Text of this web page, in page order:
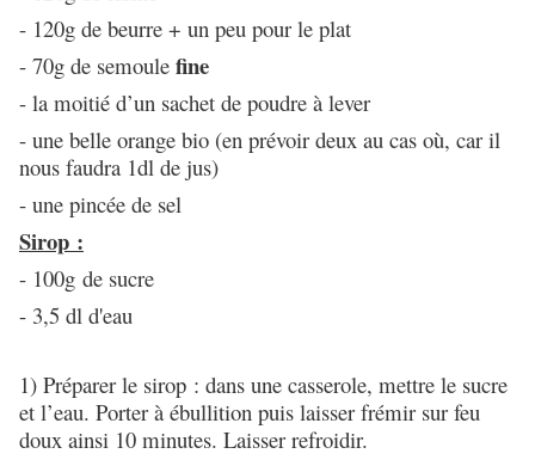
- 120g de beurre + un peu pour le plat
- 70g de semoule fine
- la moitié d’un sachet de poudre à lever
- une belle orange bio (en prévoir deux au cas où, car il
nous faudra 1dl de jus)
- une pincée de sel
Sirop :
- 100g de sucre
- 3,5 dl d'eau
1) Préparer le sirop : dans une casserole, mettre le sucre
et l’eau. Porter à ébullition puis laisser frémir sur feu
doux ainsi 10 minutes. Laisser refroidir.